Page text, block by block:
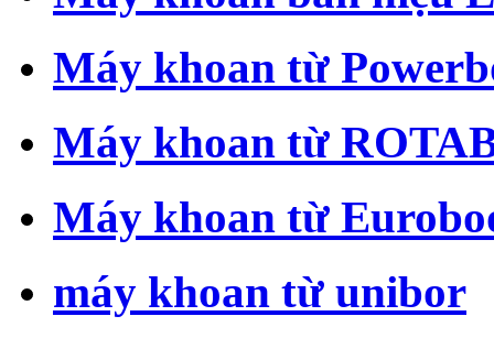
Máy khoan từ
Máy khoan từ
Máy khoan từ
máy khoan từ unibor